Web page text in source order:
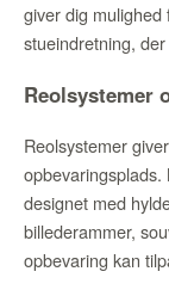
giver dig
stueindretning,
Reolsystemer
Reolsystemer
designet med
billederammer,
opbevaring kan